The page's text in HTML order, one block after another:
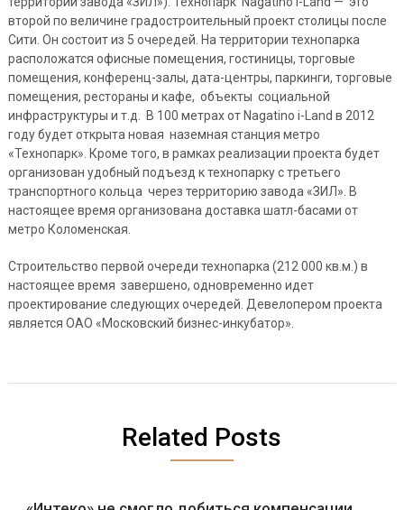
второй по величине градостроительный проект столицы после
Сити. Он состоит из 5 очередей. На территории технопарка
расположатся офисные помещения, гостиницы, торговые
помещения, конференц-залы, дата-центры, паркинги, торговые
помещения, рестораны и кафе, объекты социальной
инфраструктуры и т.д. В 100 метрах от Nagatino i-Land в 2012
году будет открыта новая наземная станция метро
«Технопарк». Кроме того, в рамках реализации проекта будет
организован удобный подъезд к технопарку с третьего
транспортного кольца через территорию завода «ЗИЛ». В
настоящее время организована доставка шатл-басами от
метро Коломенская.
Строительство первой очереди технопарка (212 000 кв.м.) в
настоящее время завершено, одновременно идет
проектирование следующих очередей. Девелопером проекта
является ОАО «Московский бизнес-инкубатор».
Related Posts